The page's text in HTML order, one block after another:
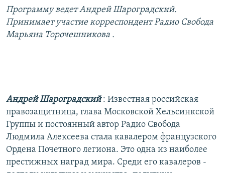
Вернутся
поиску
КАВКАЗ.РЕАЛИИ
СЕВЕР.РЕАЛИИ
СОЦИАЛЬНЫЕ СЕТИ
Программу ведетАндрей Шароградский.
Принимает участие корреспондент Радио Свобода
Марьяна Торочешникова .
Андрей Шароградский: Известная российская
правозащитница, глава Московской Хельсинкской
Группы и постоянный автор Радио Свобода
Людмила Алексеева стала кавалером французского
Ордена Почетного легиона. Это одна из наиболее
престижных наград мира. Среди его кавалеров -